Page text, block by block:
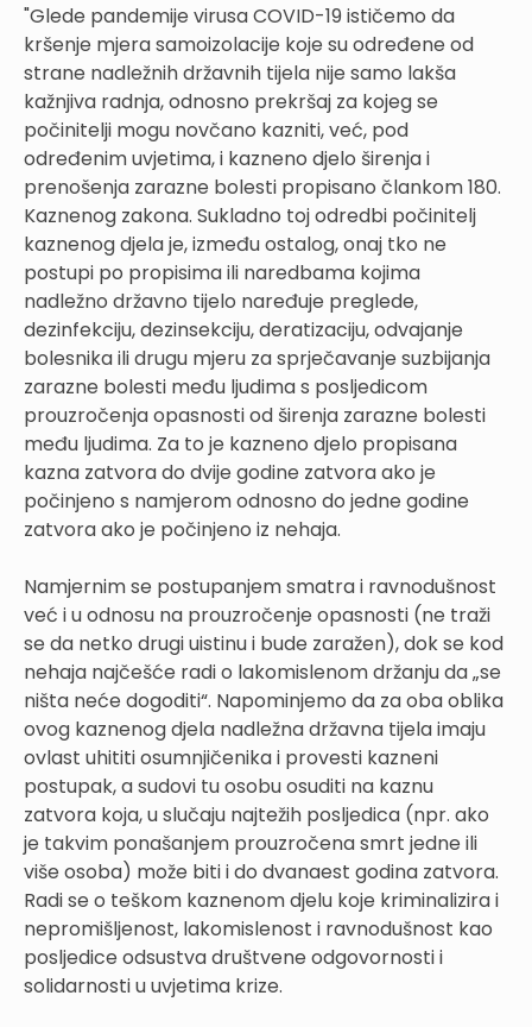
"Glede pandemije virusa COVID-19 ističemo da
kršenje mjera samoizolacije koje su određene od
strane nadležnih državnih tijela nije samo lakša
kažnjiva radnja, odnosno prekršaj za kojeg se
počinitelji mogu novčano kazniti, već, pod
određenim uvjetima, i kazneno djelo širenja i
prenošenja zarazne bolesti propisano člankom 180.
Kaznenog zakona. Sukladno toj odredbi počinitelj
kaznenog djela je, između ostalog, onaj tko ne
postupi po propisima ili naredbama kojima
nadležno državno tijelo naređuje preglede,
dezinfekciju, dezinsekciju, deratizaciju, odvajanje
bolesnika ili drugu mjeru za sprječavanje suzbijanja
zarazne bolesti među ljudima s posljedicom
prouzročenja opasnosti od širenja zarazne bolesti
među ljudima. Za to je kazneno djelo propisana
kazna zatvora do dvije godine zatvora ako je
počinjeno s namjerom odnosno do jedne godine
zatvora ako je počinjeno iz nehaja.
Namjernim se postupanjem smatra i ravnodušnost
već i u odnosu na prouzročenje opasnosti (ne traži
se da netko drugi uistinu i bude zaražen), dok se kod
nehaja najčešće radi o lakomislenom držanju da „se
ništa neće dogoditi“. Napominjemo da za oba oblika
ovog kaznenog djela nadležna državna tijela imaju
ovlast uhititi osumnjičenika i provesti kazneni
postupak, a sudovi tu osobu osuditi na kaznu
zatvora koja, u slučaju najtežih posljedica (npr. ako
je takvim ponašanjem prouzročena smrt jedne ili
više osoba) može biti i do dvanaest godina zatvora.
Radi se o teškom kaznenom djelu koje kriminalizira i
nepromišljenost, lakomislenost i ravnodušnost kao
posljedice odsustva društvene odgovornosti i
solidarnosti u uvjetima krize.